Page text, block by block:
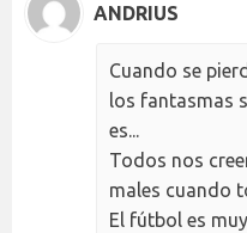
ANDRIUS
Cuando se
los fantasmas
es...
Todos nos
males cuando
El fútbol es